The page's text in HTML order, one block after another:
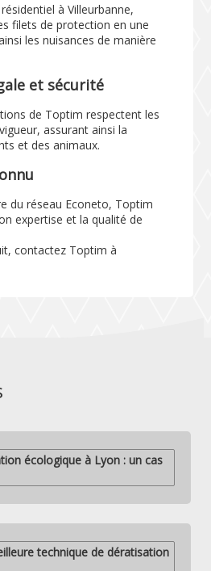
à Villeurbanne,
filets de protection en une
les nuisances de manière
et sécurité
de Toptim respectent les
assurant ainsi la
et des animaux.
du réseau Econeto, Toptim
expertise et la qualité de
contactez Toptim à
écologique à Lyon : un cas
technique de dératisation